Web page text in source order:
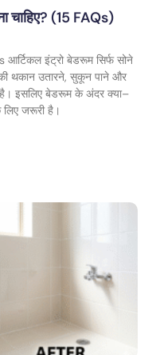
चाहिए? (15 FAQs)
आर्टिकल इंट्रो बेडरूम सिर्फ सोने
थकान उतारने, सुकून पाने और
है। इसलिए बेडरूम के अंदर क्या–
लिए जरूरी है।